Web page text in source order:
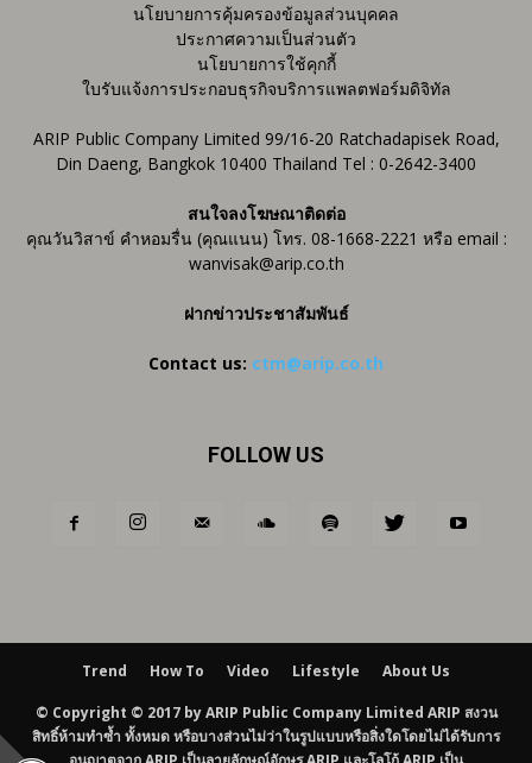
นโยบายการคุ้มครองข้อมูลส่วนบุคคล
ประกาศความเป็นส่วนตัว
นโยบายการใช้คุกกี้
ใบรับแจ้งการประกอบธุรกิจบริการแพลตฟอร์มดิจิทัล
ARIP Public Company Limited 99/16-20 Ratchadapisek Road,
Din Daeng, Bangkok 10400 Thailand Tel : 0-2642-3400
สนใจลงโฆษณาติดต่อ
คุณวันวิสาข์ คำหอมรื่น (คุณแนน) โทร. 08-1668-2221 หรือ email :
wanvisak@arip.co.th
ฝากข่าวประชาสัมพันธ์
Contact us: ctm@arip.co.th
FOLLOW US
Trend How To Video Lifestyle About Us
© Copyright © 2017 by ARIP Public Company Limited ARIP สงวน
สิทธิ์ห้ามทำซ้ำ ทั้งหมด หรือบางส่วนไม่ว่าในรูปแบบหรือสิ่งใดโดยไม่ได้รับการ